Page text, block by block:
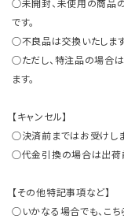
○未開封、未使用の商品
です。
○不良品は交換いたします
○ただし、特注品の場合
ます。
【キャンセル】
○決済前まではお受けしま
○代金引換の場合は出荷
【その他特記事項など】
○いかなる場合でも、こ